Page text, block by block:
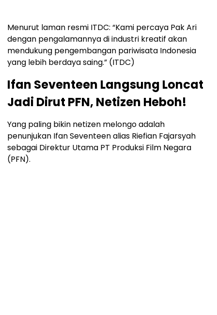
Menurut laman resmi ITDC: “Kami percaya Pak Ari
dengan pengalamannya di industri kreatif akan
mendukung pengembangan pariwisata Indonesia
yang lebih berdaya saing.” (ITDC)
Ifan Seventeen Langsung Loncat
Jadi Dirut PFN, Netizen Heboh!
Yang paling bikin netizen melongo adalah
penunjukan Ifan Seventeen alias Riefian Fajarsyah
sebagai Direktur Utama PT Produksi Film Negara
(PFN).